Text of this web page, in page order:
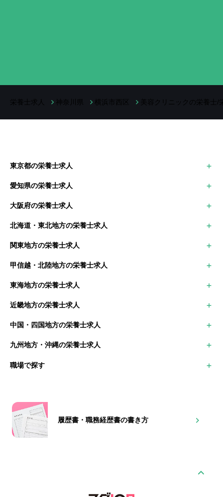
栄養士求人 神奈川県 横浜市西区 美容クリニックの栄養士
東京都の栄養士求人
大田区
江戸川区
愛知県の栄養士求人
名古屋市中村区
岡崎市
大阪府の栄養士求人
堺市
茨木市
北海道・東北地方の栄養士求人
青森県の栄養士求人
秋田県の栄養士求人
山形県の栄養士求人
関東地方の栄養士求人
神奈川県の栄養士求人
埼玉県の栄養士求人
栃木県の栄養士求人
甲信越・北陸地方の栄養士求人
富山県の栄養士求人
福井県の栄養士求人
長野県の栄養士求人
東海地方の栄養士求人
岐阜県の栄養士求人
静岡県の栄養士求人
近畿地方の栄養士求人
京都府の栄養士求人
滋賀県の栄養士求人
和歌山県の栄養士求人
中国・四国地方の栄養士求人
島根県の栄養士求人
広島県の栄養士求人
愛媛県の栄養士求人
高知県の栄養士求人
九州地方・沖縄の栄養士求人
佐賀県の栄養士求人
宮崎県の栄養士求人
鹿児島県の栄養士求人
沖縄県の栄養士求人
職場で探す
高齢者施設
社員食堂
障害者支援施設
学校
履歴書・職務経歴書の書き方